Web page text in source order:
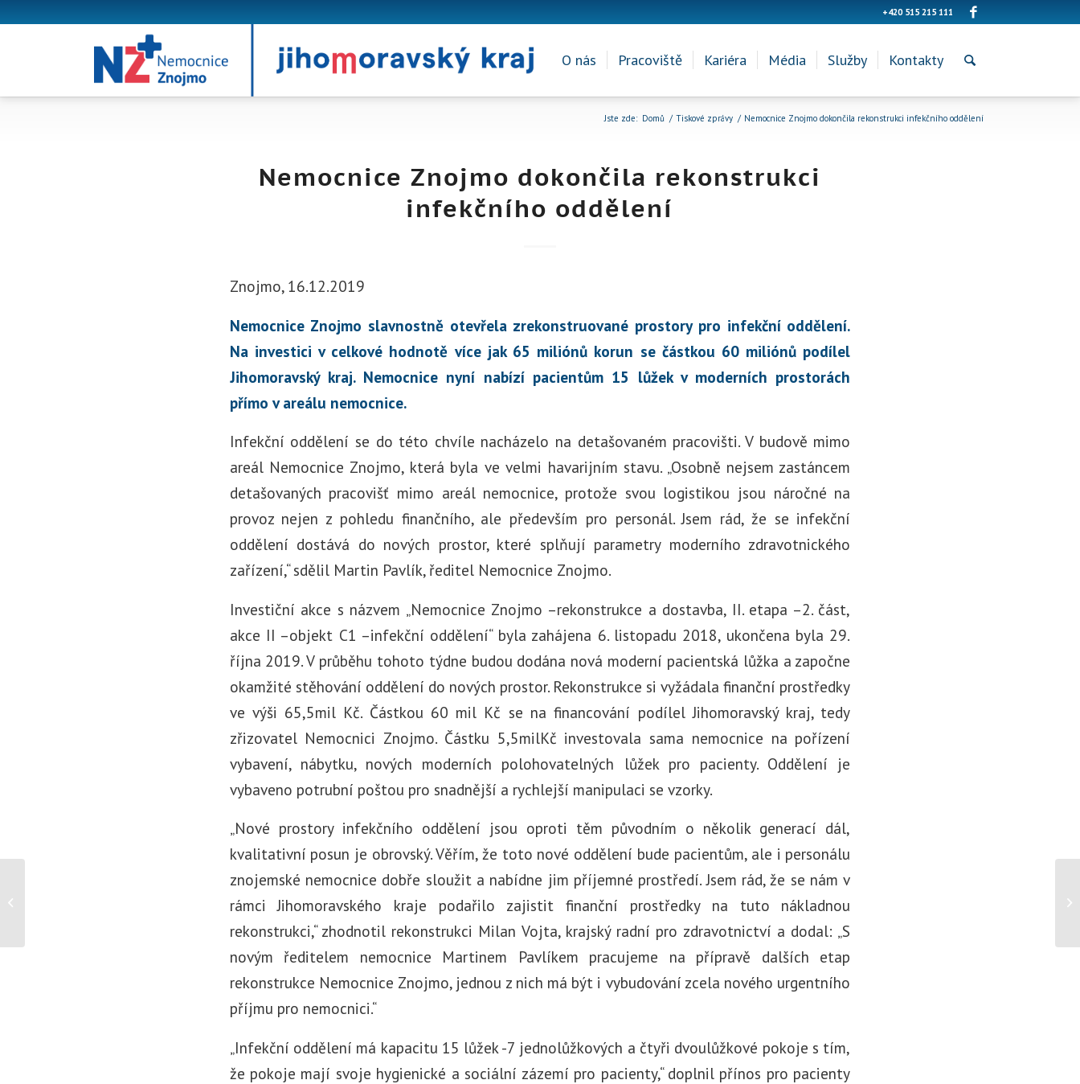
+420 515 215 111
O nás Pracoviště Kariéra Média Služby Kontakty
Jste zde: Domů / Tiskové zprávy / Nemocnice Znojmo dokončila rekonstrukci infekčního oddělení
Nemocnice Znojmo dokončila rekonstrukci
infekčního oddělení
Znojmo, 16.12.2019
Nemocnice Znojmo slavnostně otevřela zrekonstruované prostory pro infekční oddělení.
Na investici v celkové hodnotě více jak 65 miliónů korun se částkou 60 miliónů podílel
Jihomoravský kraj. Nemocnice nyní nabízí pacientům 15 lůžek v moderních prostorách
přímo v areálu nemocnice.
Infekční oddělení se do této chvíle nacházelo na detašovaném pracovišti. V budově mimo
areál Nemocnice Znojmo, která byla ve velmi havarijním stavu. „Osobně nejsem zastáncem
detašovaných pracovišť mimo areál nemocnice, protože svou logistikou jsou náročné na
provoz nejen z pohledu finančního, ale především pro personál. Jsem rád, že se infekční
oddělení dostává do nových prostor, které splňují parametry moderního zdravotnického
zařízení,“ sdělil Martin Pavlík, ředitel Nemocnice Znojmo.
Investiční akce s názvem „Nemocnice Znojmo –rekonstrukce a dostavba, II. etapa –2. část,
akce II –objekt C1 –infekční oddělení“ byla zahájena 6. listopadu 2018, ukončena byla 29.
října 2019. V průběhu tohoto týdne budou dodána nová moderní pacientská lůžka a započne
okamžité stěhování oddělení do nových prostor. Rekonstrukce si vyžádala finanční prostředky
ve výši 65,5mil Kč. Částkou 60 mil Kč se na financování podílel Jihomoravský kraj, tedy
zřizovatel Nemocnici Znojmo. Částku 5,5milKč investovala sama nemocnice na pořízení
vybavení, nábytku, nových moderních polohovatelných lůžek pro pacienty. Oddělení je
vybaveno potrubní poštou pro snadnější a rychlejší manipulaci se vzorky.
„Nové prostory infekčního oddělení jsou oproti těm původním o několik generací dál,
kvalitativní posun je obrovský. Věřím, že toto nové oddělení bude pacientům, ale i personálu
znojemské nemocnice dobře sloužit a nabídne jim příjemné prostředí. Jsem rád, že se nám v
rámci Jihomoravského kraje podařilo zajistit finanční prostředky na tuto nákladnou
rekonstrukci,“ zhodnotil rekonstrukci Milan Vojta, krajský radní pro zdravotnictví a dodal: „S
novým ředitelem nemocnice Martinem Pavlíkem pracujeme na přípravě dalších etap
rekonstrukce Nemocnice Znojmo, jednou z nich má být i vybudování zcela nového urgentního
příjmu pro nemocnici.“
„Infekční oddělení má kapacitu 15 lůžek -7 jednolůžkových a čtyři dvoulůžkové pokoje s tím,
že pokoje mají svoje hygienické a sociální zázemí pro pacienty,“ doplnil přínos pro pacienty